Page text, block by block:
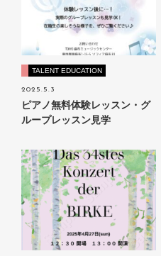
TALENT EDUCATION
2025.5.3
ピアノ無料体験レッスン・グ
ループレッスン見学